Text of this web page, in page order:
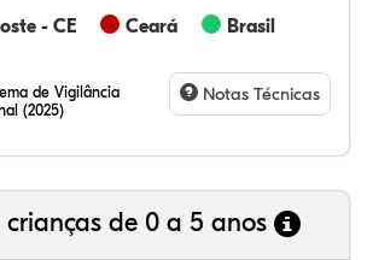
- CE Ceará Brasil
de Vigilância
(2025)
Notas Técnicas
de 0 a 5 anos